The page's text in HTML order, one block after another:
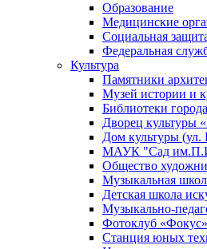
Образование
Медицинские
Социальная
Федеральная
Культура
Памятники
Музей истории и
Библиотеки города
Дворец культуры
Дом культуры (ул.
МАУК "Сад
Общество
Музыкальная
Детская школа
Музыкально-
Фотоклуб «Фокус»
Станция юных